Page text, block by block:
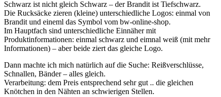
Schwarz ist nicht gleich Schwarz – der Brandit ist Tiefschwarz.
Die Rucksäcke zieren (kleine) unterschiedliche Logos: einmal von
Brandit und eineml das Symbol vom bw-online-shop.
Im Hauptfach sind unterschiedliche Einnäher mit
Produktinformationen: einmal schwarz und eimnal weiß (mit mehr
Informationen) – aber beide ziert das gleiche Logo.
Dann machte ich mich natürlich auf die Suche: Reißverschlüsse,
Schnallen, Bänder – alles gleich.
Verarbeitung: dem Preis entsprechend sehr gut .. die gleichen
Knötchen in den Nähten an schwierigen Stellen.